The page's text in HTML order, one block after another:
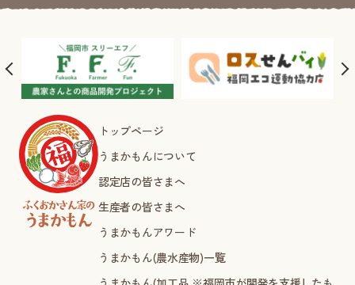
トップページ
うまかもんについて
認定店の皆さまへ
生産者の皆さまへ
うまかもんアワード
うまかもん(農水産物)一覧